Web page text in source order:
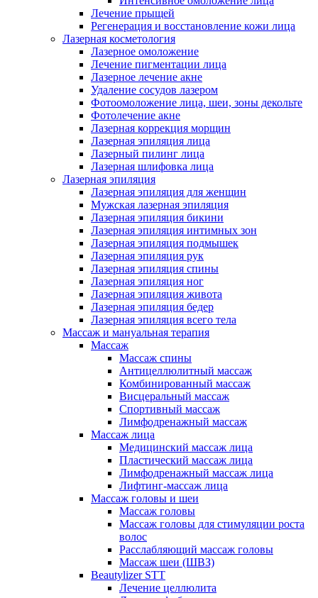
Лечение прыщей
Регенерация и восстановление кожи лица
Лазерная косметология
Лазерное омоложение
Лечение пигментации лица
Лазерное лечение акне
Удаление сосудов лазером
Фотоомоложение лица, шеи, зоны декольте
Фотолечение акне
Лазерная коррекция морщин
Лазерная эпиляция лица
Лазерный пилинг лица
Лазерная шлифовка лица
Лазерная эпиляция
Лазерная эпиляция для женщин
Мужская лазерная эпиляция
Лазерная эпиляция бикини
Лазерная эпиляция интимных зон
Лазерная эпиляция подмышек
Лазерная эпиляция рук
Лазерная эпиляция спины
Лазерная эпиляция ног
Лазерная эпиляция живота
Лазерная эпиляция бедер
Лазерная эпиляция всего тела
Массаж и мануальная терапия
Массаж
Массаж спины
Антицеллюлитный массаж
Комбинированный массаж
Висцеральный массаж
Спортивный массаж
Лимфодренажный массаж
Массаж лица
Медицинский массаж лица
Пластический массаж лица
Лимфодренажный массаж лица
Лифтинг-массаж лица
Массаж головы и шеи
Массаж головы
Массаж головы для стимуляции роста
волос
Расслабляющий массаж головы
Массаж шеи (ШВЗ)
Beautylizer STT
Лечение целлюлита